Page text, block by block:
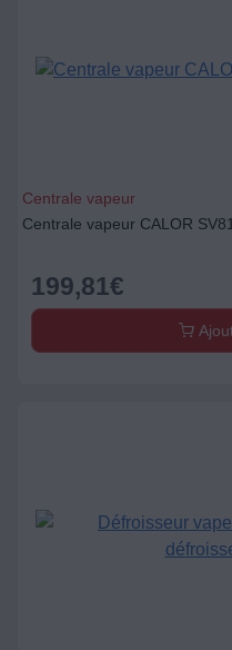
Centrale vapeur
Centrale vapeur CALOR
199,81€